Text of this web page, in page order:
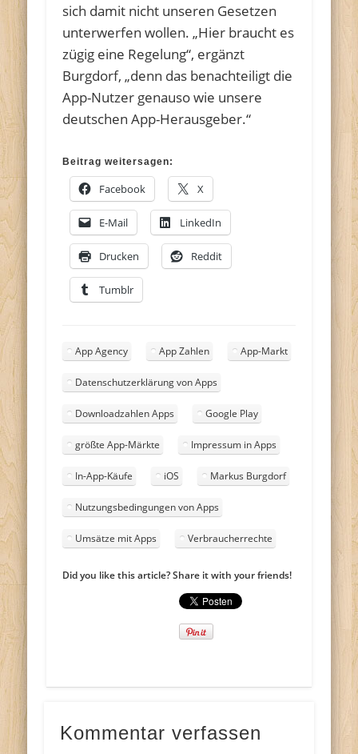
sich damit nicht unseren Gesetzen
unterwerfen wollen. „Hier braucht es
zügig eine Regelung“, ergänzt
Burgdorf, „denn das benachteiligt die
App-Nutzer genauso wie unsere
deutschen App-Herausgeber.“
Beitrag weitersagen:
Facebook X
E-Mail LinkedIn
Drucken Reddit
Tumblr
App Agency App Zahlen App-Markt
Datenschutzerklärung von Apps
Downloadzahlen Apps Google Play
größte App-Märkte Impressum in Apps
In-App-Käufe iOS Markus Burgdorf
Nutzungsbedingungen von Apps
Umsätze mit Apps Verbraucherrechte
Did you like this article? Share it with your friends!
Kommentar verfassen